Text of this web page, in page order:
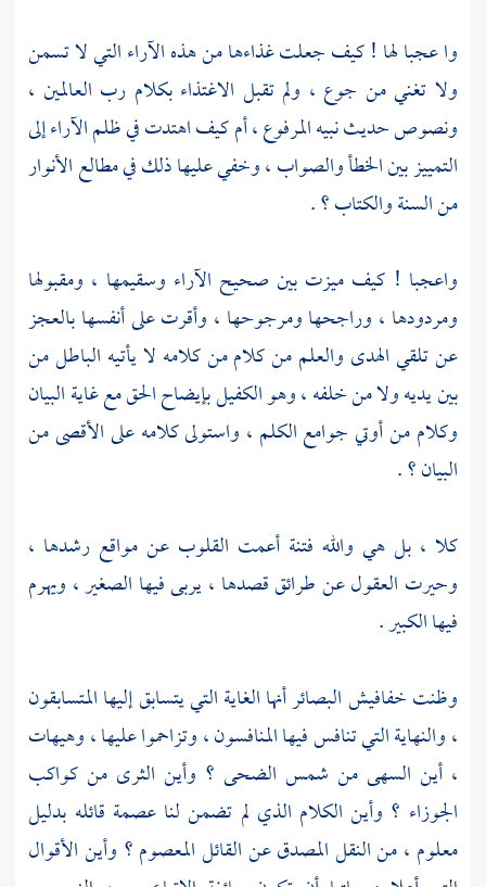
وا عجبا لها ! كيف جعلت غذاءها من هذه الآراء التي لا تسمن
ولا تغني من جوع ، ولم تقبل الاغتذاء بكلام رب العالمين ،
ونصوص حديث نبيه المرفوع ، أم كيف اهتدت في ظلم الآراء إلى
التمييز بين الخطأ والصواب ، وخفي عليها ذلك في مطالع الأنوار
من السنة والكتاب ؟ .
واعجبا ! كيف ميزت بين صحيح الآراء وسقيمها ، ومقبولها
ومردودها ، وراجحها ومرجوحها ، وأقرت على أنفسها بالعجز
عن تلقي الهدى والعلم من كلام من كلامه لا يأتيه الباطل من
بين يديه ولا من خلفه ، وهو الكفيل بإيضاح الحق مع غاية البيان
وكلام من أوتي جوامع الكلم ، واستولى كلامه على الأقصى من
البيان ؟ .
كلا ، بل هي والله فتنة أعمت القلوب عن مواقع رشدها ،
وحيرت العقول عن طرائق قصدها ، يربى فيها الصغير ، ويهرم
فيها الكبير .
وظنت خفافيش البصائر أنها الغاية التي يتسابق إليها المتسابقون
، والنهاية التي تنافس فيها المنافسون ، وتزاحموا عليها ، وهيهات
، أين السهى من شمس الضحى ؟ وأين الثرى من كواكب
الجوزاء ؟ وأين الكلام الذي لم تضمن لنا عصمة قائله بدليل
معلوم ، من النقل المصدق عن القائل المعصوم ؟ وأين الأقوال